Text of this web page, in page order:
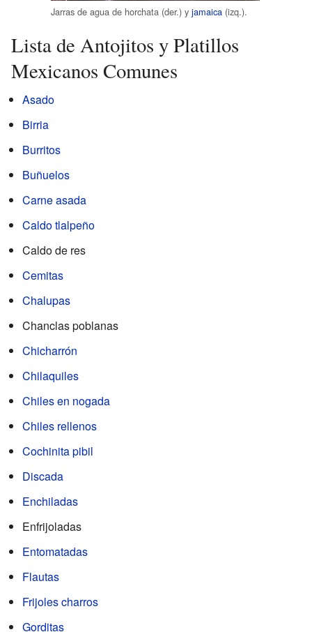
Jarras de agua de horchata (der.) y jamaica (izq.).
Lista de Antojitos y Platillos
Mexicanos Comunes
Asado
Birria
Burritos
Buñuelos
Carne asada
Caldo tlalpeño
Caldo de res
Cemitas
Chalupas
Chanclas poblanas
Chicharrón
Chilaquiles
Chiles en nogada
Chiles rellenos
Cochinita pibil
Discada
Enchiladas
Enfrijoladas
Entomatadas
Flautas
Frijoles charros
Gorditas